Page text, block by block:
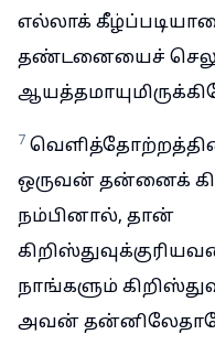
எல்லாக்
தண்டனையைச்
7
ஒருவன் தன்னைக்
நம்பினால், தான்
நாங்களும்
அவன்